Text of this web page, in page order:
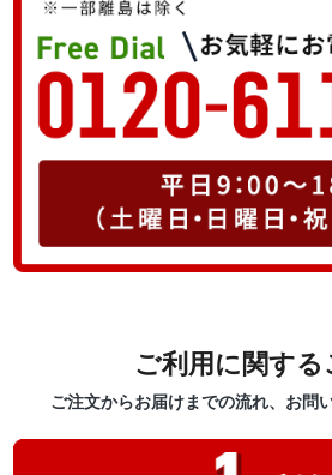
ご利用に関する
ご注文からお届けまでの流れ、お問